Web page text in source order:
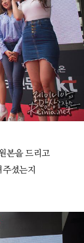
본을 드리고
셨는지